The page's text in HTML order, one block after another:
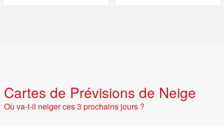
Cartes de Prévisions de Neige
Où va-t-il neiger ces 3 prochains jours ?